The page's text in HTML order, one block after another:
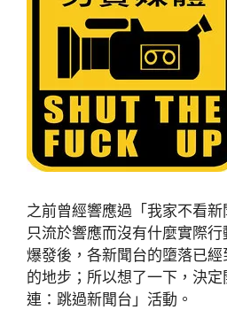
之前曾經響應過「我家不看
只流於響應而沒有什麼實際
爆發後，各新聞台的墮落已
的地步；所以想了一下，決
連：跳過新聞台」活動。